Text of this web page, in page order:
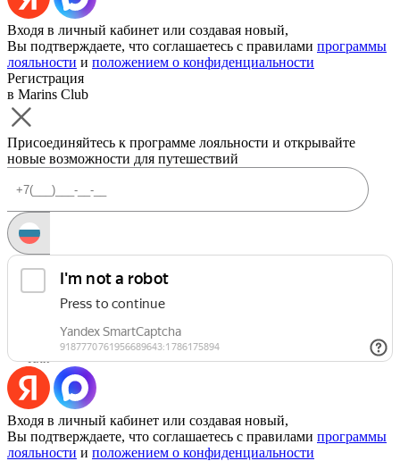
Входя в личный кабинет или создавая новый,
Вы подтверждаете, что соглашаетесь с правилами программы
лояльности и положением о конфиденциальности
Регистрация
в Marins Club
Присоединяйтесь к программе лояльности и открывайте
новые возможности для путешествий
Запросить код
Уже есть аккаунт?Войти
Или
Входя в личный кабинет или создавая новый,
Вы подтверждаете, что соглашаетесь с правилами программы
лояльности и положением о конфиденциальности